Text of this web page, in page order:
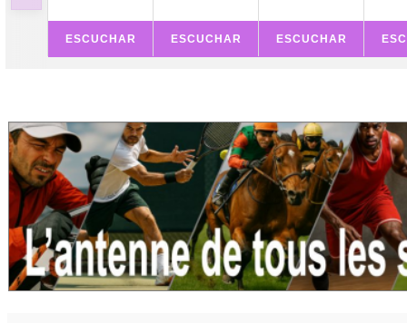
ESCUCHAR ESCUCHAR ESCUCHAR